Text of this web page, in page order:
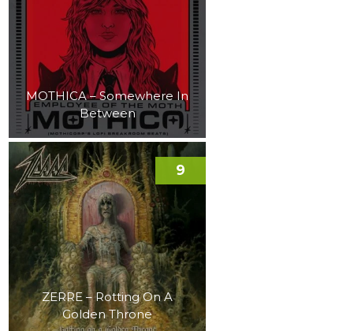
MOTHICA – Somewhere In
Between
ZERRE – Rotting On A
Golden Throne
9